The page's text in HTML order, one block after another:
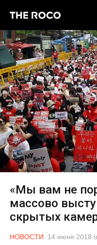
«Мы вам не
массово
скрытых
НОВОСТИ 14 июня 2018